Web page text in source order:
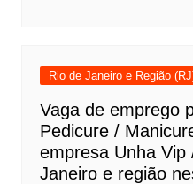
Rio de Janeiro e Região
Vaga de emprego
Pedicure /
empresa Unha
Janeiro e região